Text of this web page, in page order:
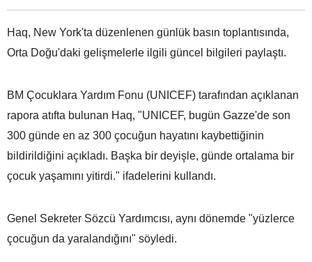
Haq, New York'ta düzenlenen günlük basın toplantısında,
Orta Doğu'daki gelişmelerle ilgili güncel bilgileri paylaştı.
BM Çocuklara Yardım Fonu (UNICEF) tarafından açıklanan
rapora atıfta bulunan Haq, "UNICEF, bugün Gazze'de son
300 günde en az 300 çocuğun hayatını kaybettiğinin
bildirildiğini açıkladı. Başka bir deyişle, günde ortalama bir
çocuk yaşamını yitirdi." ifadelerini kullandı.
Genel Sekreter Sözcü Yardımcısı, aynı dönemde "yüzlerce
çocuğun da yaralandığını" söyledi.